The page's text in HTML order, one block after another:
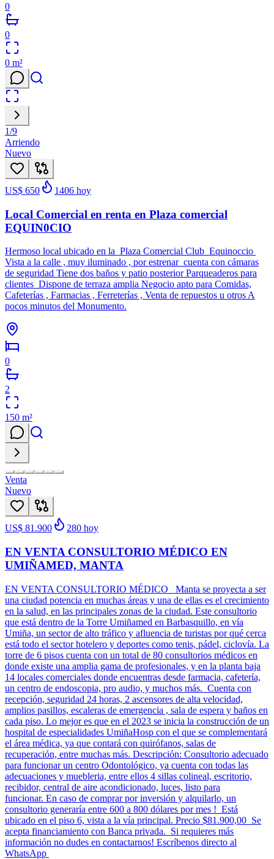
0
0
0 m²
1/9
Arriendo
Nuevo
US$ 650 1406 hoy
Local Comercial en renta en Plaza comercial
EQUIN0CIO
Hermoso local ubicado en la Plaza Comercial Club Equinoccio
Vista a la calle , muy iluminado , por estrenar cuenta con cámaras
de seguridad Tiene dos baños y patio posterior Parqueaderos para
clientes Dispone de terraza amplia Negocio apto para Comidas,
Cafeterías , Farmacias , Ferreterías , Venta de repuestos u otros A
pocos minutos del Monumento.
0
2
150 m²
Venta
Nuevo
US$ 81.900 280 hoy
EN VENTA CONSULTORIO MÉDICO EN
UMIÑAMED, MANTA
EN VENTA CONSULTORIO MÉDICO Manta se proyecta a ser
una ciudad potencia en muchas áreas y una de ellas es el crecimiento
en la salud, en las principales zonas de la ciudad. Este consultorio
que está dentro de la Torre Umiñamed en Barbasquillo, en vía
Umiña, un sector de alto tráfico y afluencia de turistas por qué cerca
está todo el sector hotelero y deportes como tenis, pádel, ciclovía. La
torre de 6 pisos cuenta con un total de 80 consultorios médicos en
donde existe una amplia gama de profesionales, y en la planta baja
14 locales comerciales donde encuentras desde farmacia, cafetería,
un centro de endoscopia, pro audio, y muchos más. Cuenta con
recepción, seguridad 24 horas, 2 ascensores de alta velocidad,
amplios pasillos, escaleras de emergencia , sala de espera y baños en
cada piso. Lo mejor es que en el 2023 se inicia la construcción de un
hospital de especialidades UmiñaHosp con el que se complementará
el área médica, ya que contará con quirófanos, salas de
recuperación, entre muchas más. Descripción: Consultorio adecuado
para funcionar un centro Odontológico, ya cuenta con todas las
adecuaciones y muebleria, entre ellos 4 sillas colineal, escritorio,
recibidor, central de aire acondicionado, luces, listo para
funcionar. En caso de comprar por inversión y alquilarlo, un
consultorio generaría entre 600 a 800 dólares por mes ! Está
ubicado en el piso 6, vista a la vía principal. Precio $81.900,00 Se
acepta financiamiento con Banca privada. Si requieres más
información no dudes en contactarnos! Escríbenos directo al
WhatsApp